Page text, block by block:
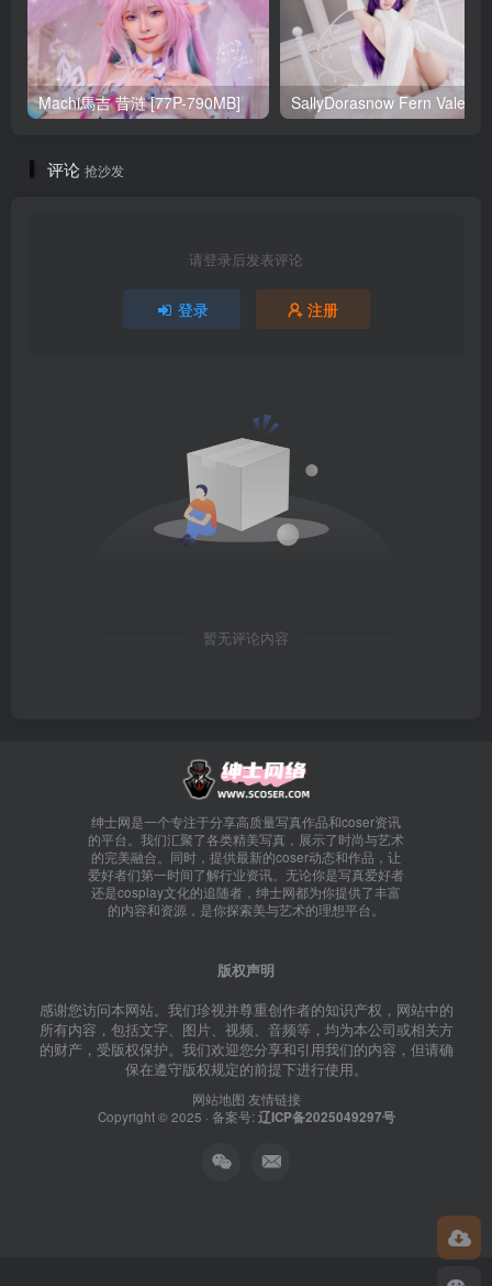
Machi馬吉 昔涟 [77P-790MB]
评论 抢沙发
请登录后发表评论
登录 注册
暂无评论内容
绅士网是一个专注于分享高质量写真作品和coser资讯
的平台。我们汇聚了各类精美写真，展示了时尚与艺术
的完美融合。同时，提供最新的coser动态和作品，让
爱好者们第一时间了解行业资讯。无论你是写真爱好者
还是cosplay文化的追随者，绅士网都为你提供了丰富
的内容和资源，是你探索美与艺术的理想平台。
版权声明
感谢您访问本网站。我们珍视并尊重创作者的知识产权，网站中的
所有内容，包括文字、图片、视频、音频等，均为本公司或相关方
的财产，受版权保护。我们欢迎您分享和引用我们的内容，但请确
保在遵守版权规定的前提下进行使用。
网站地图 友情链接
Copyright © 2025 · 备案号: 辽ICP备2025049297号